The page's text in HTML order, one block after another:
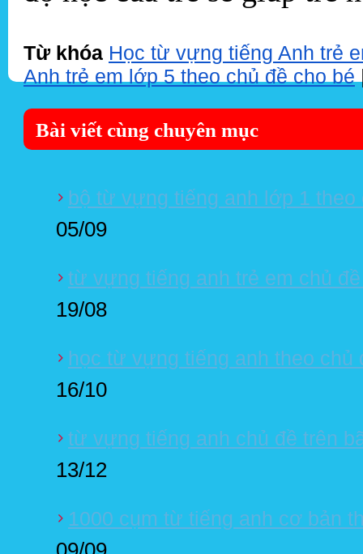
Từ khóa Học từ vựng tiếng Anh trẻ
Anh trẻ em lớp 5 theo chủ đề cho bé
Bài viết cùng chuyên mục
bộ từ vựng tiếng anh lớp 1 theo
05/09
từ vựng tiếng anh trẻ em chủ
19/08
học từ vựng tiếng anh theo chủ
16/10
từ vựng tiếng anh chủ đề trên
13/12
1000 cụm từ tiếng anh cơ bản